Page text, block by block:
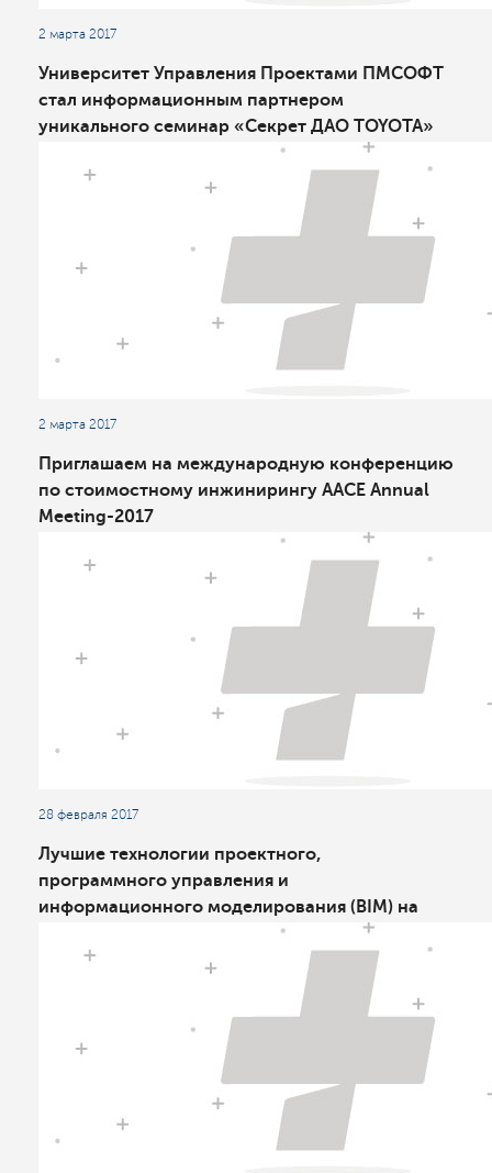
2 марта 2017
Университет Управления Проектами ПМСОФТ
стал информационным партнером
уникального семинар «Секрет ДАО TOYOTA»
2 марта 2017
Приглашаем на международную конференцию
по стоимостному инжинирингу AACE Annual
Meeting-2017
28 февраля 2017
Лучшие технологии проектного,
программного управления и
информационного моделирования (BIM) на
форуме «МНОГОМЕРНЫЙ ВОРОНЕЖ-2017»